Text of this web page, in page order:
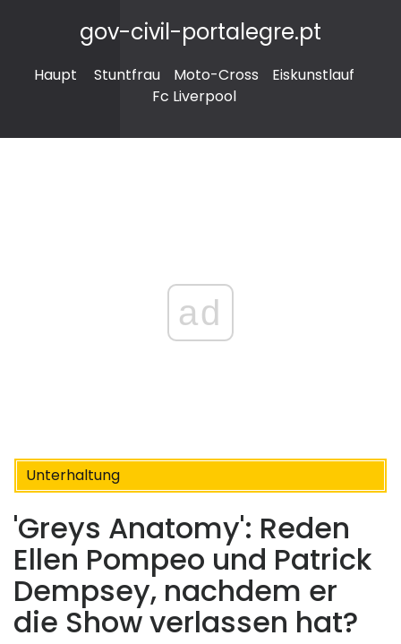
gov-civil-portalegre.pt
Haupt Stuntfrau Moto-Cross
Eiskunstlauf
Fc Liverpool
ad
Unterhaltung
'Greys Anatomy': Reden
Ellen Pompeo und Patrick
Dempsey, nachdem er
die Show verlassen hat?